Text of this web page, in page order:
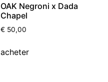
OAK Negroni x Dada
Chapel
€ 50,00
acheter